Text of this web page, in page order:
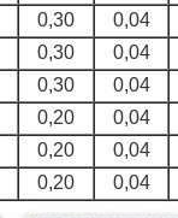
0,30 0,04
0,30 0,04
0,30 0,04
0,20 0,04
0,20 0,04
0,20 0,04